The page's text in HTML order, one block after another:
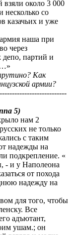
около 3 000
несколько со
казачьих и уже
наша при
через
депо, партий и
Как
армии?
5)
нам 2
не только
с таким
надежды на
подкрепление. «
- и у Наполеона
от похода
надежду на
для того, чтобы
Все
адъютант,
ушам.; он